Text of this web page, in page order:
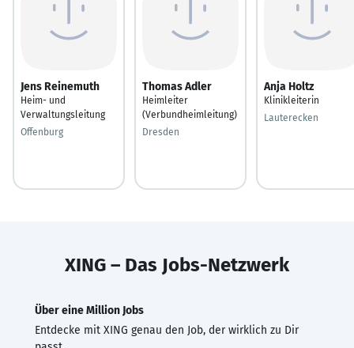
Jens Reinemuth
Heim- und
Verwaltungsleitung
Offenburg
Thomas Adler
Heimleiter
(Verbundheimleitung)
Dresden
Anja Holtz
Klinikleiterin
Lauterecken
XING – Das Jobs-Netzwerk
Über eine Million Jobs
Entdecke mit XING genau den Job, der wirklich zu Dir